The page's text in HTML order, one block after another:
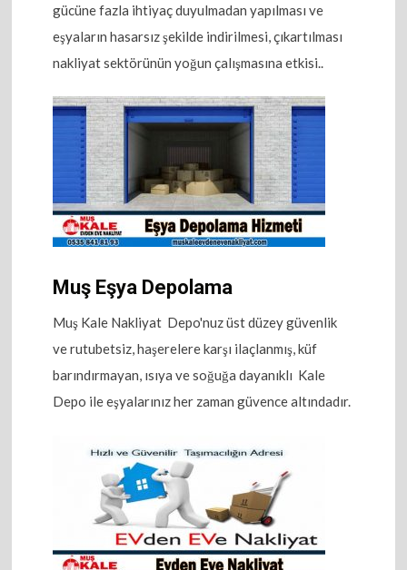
gücüne fazla ihtiyaç duyulmadan yapılması ve
eşyaların hasarsız şekilde indirilmesi, çıkartılması
nakliyat sektörünün yoğun çalışmasına etkisi..
Muş Eşya Depolama
Muş Kale Nakliyat Depo'nuz üst düzey güvenlik
ve rutubetsiz, haşerelere karşı ilaçlanmış, küf
barındırmayan, ısıya ve soğuğa dayanıklı Kale
Depo ile eşyalarınız her zaman güvence altındadır.